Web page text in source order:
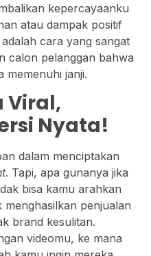
kepercayaanku
atau dampak positif
cara yang sangat
calon pelanggan bahwa
memenuhi janji.
Viral,
Nyata!
dalam menciptakan
. Tapi, apa gunanya jika
bisa kamu arahkan
penjualan
brand kesulitan.
videomu, ke mana